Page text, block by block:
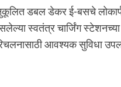
डबल डेकर ई-बसचे
स्वतंत्र चार्जिंग
आवश्यक सुविधा